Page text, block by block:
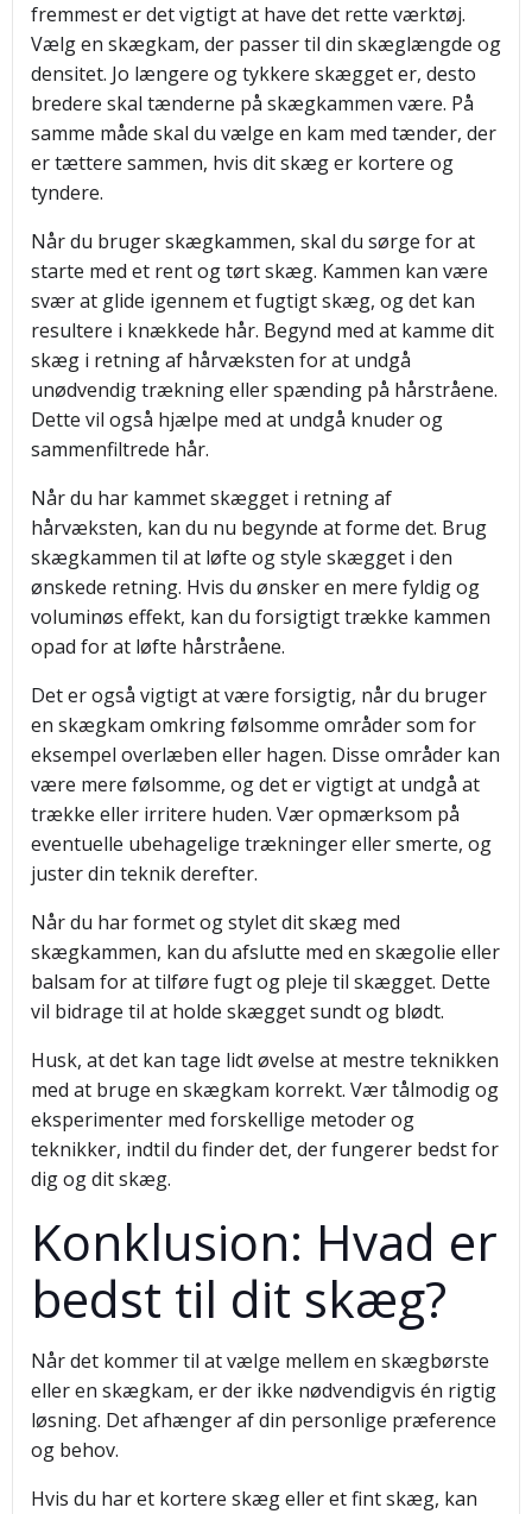
fremmest er det vigtigt at have det rette værktøj.
Vælg en skægkam, der passer til din skæglængde og
densitet. Jo længere og tykkere skægget er, desto
bredere skal tænderne på skægkammen være. På
samme måde skal du vælge en kam med tænder, der
er tættere sammen, hvis dit skæg er kortere og
tyndere.
Når du bruger skægkammen, skal du sørge for at
starte med et rent og tørt skæg. Kammen kan være
svær at glide igennem et fugtigt skæg, og det kan
resultere i knækkede hår. Begynd med at kamme dit
skæg i retning af hårvæksten for at undgå
unødvendig trækning eller spænding på hårstråene.
Dette vil også hjælpe med at undgå knuder og
sammenfiltrede hår.
Når du har kammet skægget i retning af
hårvæksten, kan du nu begynde at forme det. Brug
skægkammen til at løfte og style skægget i den
ønskede retning. Hvis du ønsker en mere fyldig og
voluminøs effekt, kan du forsigtigt trække kammen
opad for at løfte hårstråene.
Det er også vigtigt at være forsigtig, når du bruger
en skægkam omkring følsomme områder som for
eksempel overlæben eller hagen. Disse områder kan
være mere følsomme, og det er vigtigt at undgå at
trække eller irritere huden. Vær opmærksom på
eventuelle ubehagelige trækninger eller smerte, og
juster din teknik derefter.
Når du har formet og stylet dit skæg med
skægkammen, kan du afslutte med en skægolie eller
balsam for at tilføre fugt og pleje til skægget. Dette
vil bidrage til at holde skægget sundt og blødt.
Husk, at det kan tage lidt øvelse at mestre teknikken
med at bruge en skægkam korrekt. Vær tålmodig og
eksperimenter med forskellige metoder og
teknikker, indtil du finder det, der fungerer bedst for
dig og dit skæg.
Konklusion: Hvad er
bedst til dit skæg?
Når det kommer til at vælge mellem en skægbørste
eller en skægkam, er der ikke nødvendigvis én rigtig
løsning. Det afhænger af din personlige præference
og behov.
Hvis du har et kortere skæg eller et fint skæg, kan